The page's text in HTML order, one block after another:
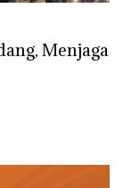
Menjaga